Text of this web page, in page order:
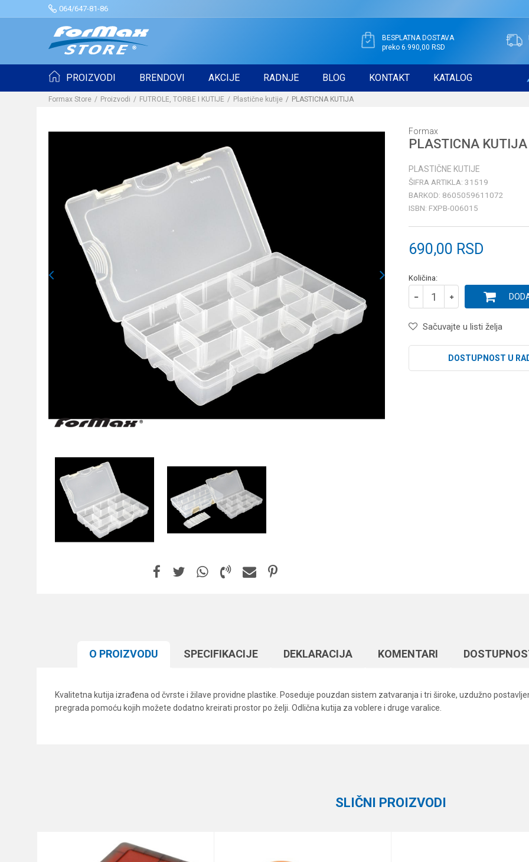
064/647-81-86
BESPLATNA DOSTAVA
preko 6.990,00 RSD
PROIZVODI BRENDOVI AKCIJE RADNJE BLOG KONTAKT KATALOG
Formax Store Proizvodi FUTROLE, TORBE I KUTIJE Plastične kutije PLASTICNA KUTIJA
Formax
PLASTICNA KUTIJA
PLASTIČNE KUTIJE
ŠIFRA ARTIKLA: 31519
BARKOD: 8605059611072
ISBN: FXPB-006015
690,00 RSD
Količina:
Sačuvajte u listi želja
DOSTUPNOST U
O PROIZVODU SPECIFIKACIJЕ DEKLARACIJA KOMENTARI
Kvalitetna kutija izrađena od čvrste i žilave providne plastike. Poseduje pouzdan sistem zatvaranja i tri široke, uzdužno
pregrada pomoću kojih možete dodatno kreirati prostor po želji. Odlična kutija za voblere i druge varalice.
3 (11)
SLIČNI PROIZVODI